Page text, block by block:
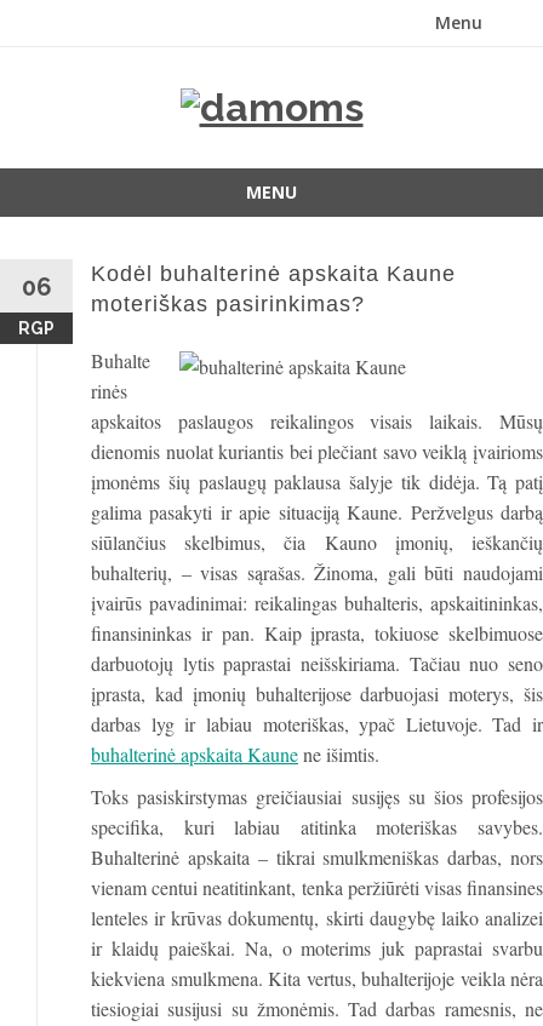
Menu
MENU
content
06
RGP
Kodėl buhalterinė apskaita Kaune
moteriškas pasirinkimas?
Buhalte
rinės
apskaitos paslaugos reikalingos visais laikais. Mūsų
dienomis nuolat kuriantis bei plečiant savo veiklą įvairioms
įmonėms šių paslaugų paklausa šalyje tik didėja. Tą patį
galima pasakyti ir apie situaciją Kaune. Peržvelgus darbą
siūlančius skelbimus, čia Kauno įmonių, ieškančių
buhalterių, – visas sąrašas. Žinoma, gali būti naudojami
įvairūs pavadinimai: reikalingas buhalteris, apskaitininkas,
finansininkas ir pan. Kaip įprasta, tokiuose skelbimuose
darbuotojų lytis paprastai neišskiriama. Tačiau nuo seno
įprasta, kad įmonių buhalterijose darbuojasi moterys, šis
darbas lyg ir labiau moteriškas, ypač Lietuvoje. Tad ir
buhalterinė apskaita Kaunene išimtis.
Toks pasiskirstymas greičiausiai susijęs su šios profesijos
specifika, kuri labiau atitinka moteriškas savybes.
Buhalterinė apskaita – tikrai smulkmeniškas darbas, nors
vienam centui neatitinkant, tenka peržiūrėti visas finansines
lenteles ir krūvas dokumentų, skirti daugybę laiko analizei
ir klaidų paieškai. Na, o moterims juk paprastai svarbu
kiekviena smulkmena. Kita vertus, buhalterijoje veikla nėra
tiesiogiai susijusi su žmonėmis. Tad darbas ramesnis, ne